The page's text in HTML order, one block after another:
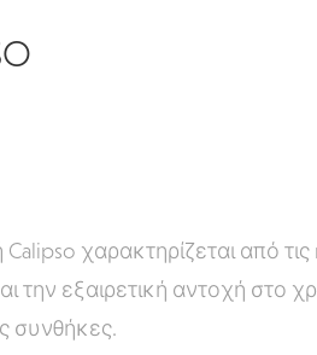
χαρακτηρίζεται από τις
την εξαιρετική αντοχή στο
συνθήκες.